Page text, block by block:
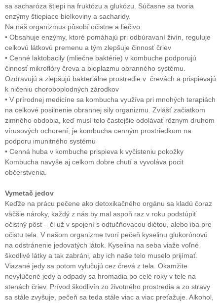
sa sacharóza štiepi na fruktózu a glukózu. Súčasne sa tvoria
enzýmy štiepiace bielkoviny a sacharidy.
Na náš organizmus pôsobí očistne a liečivo:
• Obsahuje enzýmy, ktoré pomáhajú pri odbúravaní živín, reguluje
celkovú látkovú premenu a tým zlepšuje činnosť čriev
• Cenné laktobacily (mliečne baktérie) v kombuche podporujú
činnosť mikroflóry čreva a bioplazmu obranného systému.
Ozdravujú a zlepšujú bakteriálne prostredie v črevách a prispievajú
k ničeniu choroboplodných zárodkov
• V prírodnej medicíne sa kombucha využíva pri mnohých terapiách
na celkové posilnenie obrannej sily organizmu. Zvlášť začiatkom
zimného obdobia, keď musí telo častejšie odolávať rôznym druhom
vírusových ochorení, je kombucha cenným prostriedkom na
podporu imunitného systému
• Cenná huba v kombuche prispieva k vyčisteniu pokožky
Kombucha navyše aj celkom dobre chutí a vyvoláva pocit
občerstvenia.
Vymetač jedov
Keďže na prácu pečene ako detoxikačného orgánu sa kladú čoraz
väčšie nároky, každý z nás by mal aspoň raz v roku podstúpiť
očistný pôst – či už v spojení s odtučňovacou diétou, alebo iba pre
očistu tela. V našom organizme tvorí pečeň kyselinu glukorónovú
na odstránenie jedovatých látok. Kyselina na seba viaže voľné
škodlivé látky a tak zabráni, aby ich naše telo muselo prijímať.
Viazané jedy sa potom vylučujú cez črevá z tela. Okamžite
nevylúčené jedy a odpady sa hromadia po celé roky v tele na
stenách čriev. Prívod škodlivín zo životného prostredia a zo stravy
sa stále zvyšuje, pečeň sa teda stále viac a viac preťažuje. Alkohol,